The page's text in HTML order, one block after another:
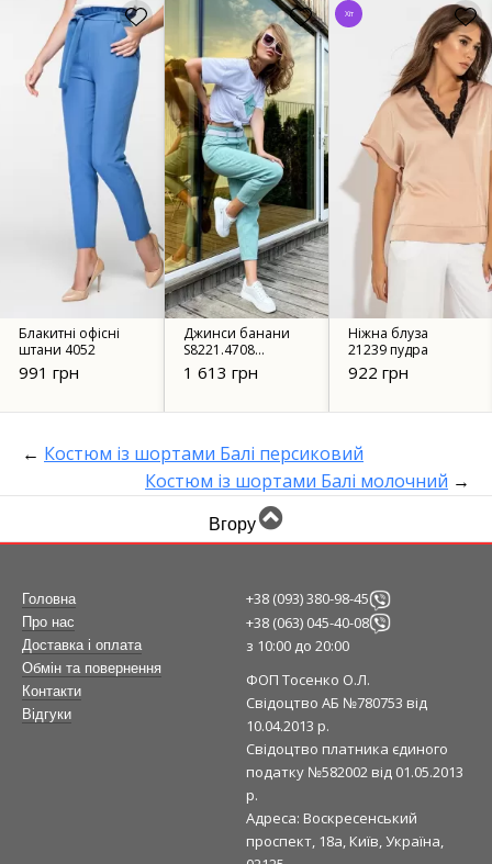
Блакитні офісні
штани 4052
991 грн
Джинси банани
S8221.4708
зелений
1 613 грн
Хіт
Ніжна блуза
21239 пудра
922 грн
← Костюм із шортами Балі персиковий
Костюм із шортами Балі молочний →
Вгору
Головна
Про нас
Доставка і оплата
Обмін та повернення
Контакти
Відгуки
+38 (093) 380-98-45
+38 (063) 045-40-08
з 10:00 до 20:00
ФОП Тосенко О.Л.
Свідоцтво АБ №780753 від
10.04.2013 р.
Свідоцтво платника єдиного
податку №582002 від 01.05.2013
р.
Адреса: Воскресенський
проспект, 18а, Київ, Україна,